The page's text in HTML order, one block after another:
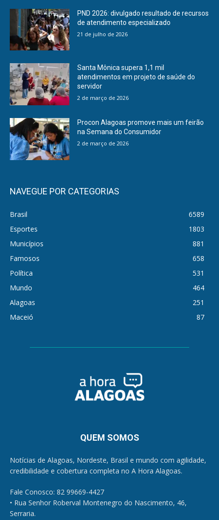
PND 2026: divulgado resultado de recursos
de atendimento especializado
21 de julho de 2026
Santa Mônica supera 1,1 mil
atendimentos em projeto de saúde do
servidor
2 de março de 2026
Procon Alagoas promove mais um feirão
na Semana do Consumidor
2 de março de 2026
NAVEGUE POR CATEGORIAS
Brasil
6589
Esportes
1803
Municípios
881
Famosos
658
Política
531
Mundo
464
Alagoas
251
Maceió
87
QUEM SOMOS
Notícias de Alagoas, Nordeste, Brasil e mundo com agilidade,
credibilidade e cobertura completa no A Hora Alagoas.
Fale Conosco: 82 99669-4427
• Rua Senhor Roberval Montenegro do Nascimento, 46,
Serraria.